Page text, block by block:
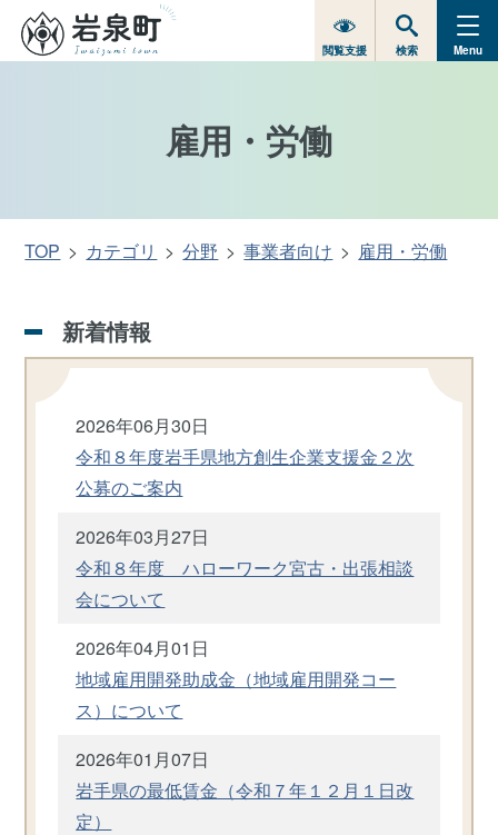
閲覧支援 検索 Menu
雇用・労働
TOP カテゴリ 分野 事業者向け 雇用・労働
新着情報
2026年06月30日
令和８年度岩手県地方創生企業支援金２次
公募のご案内
2026年03月27日
令和８年度 ハローワーク宮古・出張相談
会について
2026年04月01日
地域雇用開発助成金（地域雇用開発コー
ス）について
2026年01月07日
岩手県の最低賃金（令和７年１２月１日改
定）